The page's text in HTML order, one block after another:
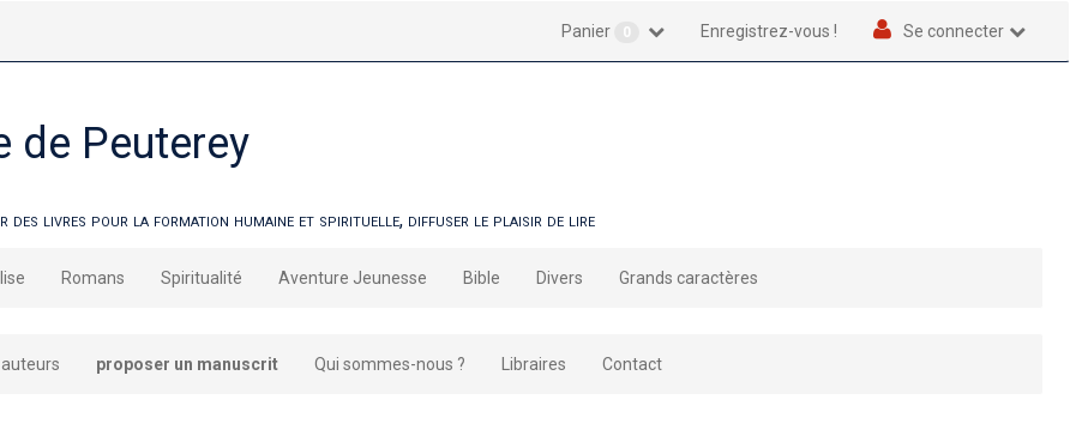
Enregistrez-vous ! Se connecter
Panier 0
de Peuterey
des livres pour la formation humaine et spirituelle, diffuser le plaisir de lire
Romans Spiritualité Aventure Jeunesse Bible Divers Grands caractères
auteurs proposer un manuscrit Qui sommes-nous ? Libraires Contact